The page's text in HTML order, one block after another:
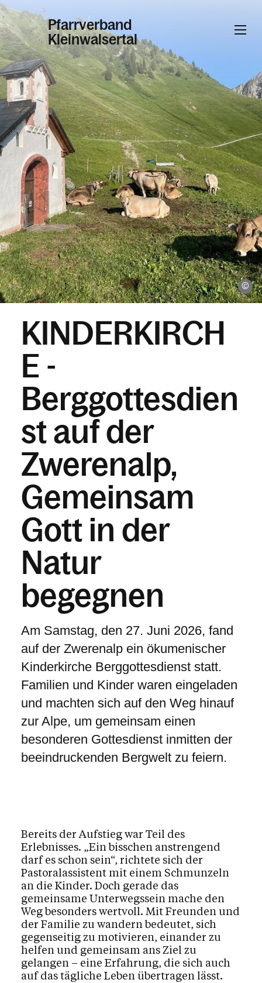
Pfarrverband
Kleinwalsertal
Informationen
Kalender
Personen
Kontakt
KINDERKIRCH
E -
Berggottesdien
st auf der
Zwerenalp,
Gemeinsam
Gott in der
Natur
begegnen
Am Samstag, den 27. Juni 2026, fand
auf der Zwerenalp ein ökumenischer
Kinderkirche Berggottesdienst statt.
Familien und Kinder waren eingeladen
und machten sich auf den Weg hinauf
zur Alpe, um gemeinsam einen
besonderen Gottesdienst inmitten der
beeindruckenden Bergwelt zu feiern.
Bereits der Aufstieg war Teil des
Erlebnisses. „Ein bisschen anstrengend
darf es schon sein“, richtete sich der
Pastoralassistent mit einem Schmunzeln
an die Kinder. Doch gerade das
gemeinsame Unterwegssein mache den
Weg besonders wertvoll. Mit Freunden und
der Familie zu wandern bedeutet, sich
gegenseitig zu motivieren, einander zu
helfen und gemeinsam ans Ziel zu
gelangen – eine Erfahrung, die sich auch
auf das tägliche Leben übertragen lässt.